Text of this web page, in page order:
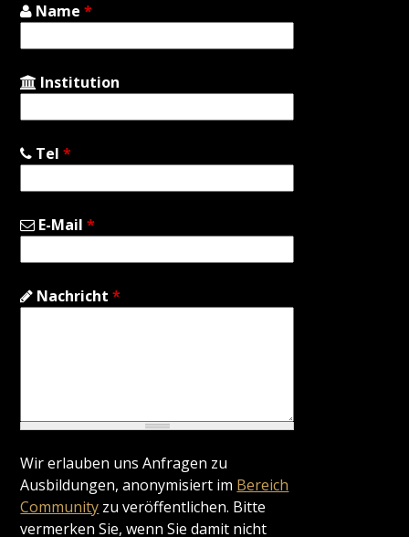
Name*
Institution
Tel*
E-Mail*
Nachricht*
Wir erlauben uns Anfragen zu
Ausbildungen, anonymisiert im Bereich
Community zu veröffentlichen. Bitte
vermerken Sie, wenn Sie damit nicht